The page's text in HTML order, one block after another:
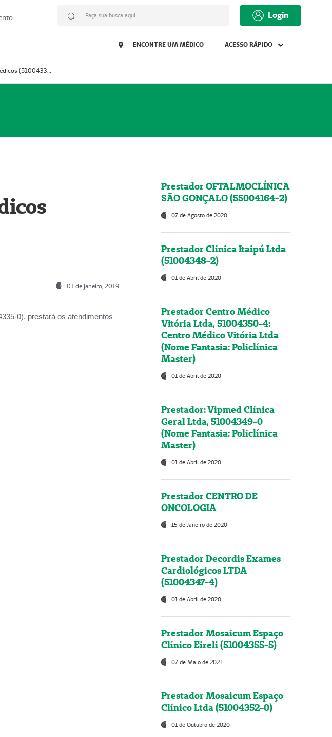
Faça sua busca aqui Login
ENCONTRE UM MÉDICO ACESSO RÁPIDO
Prestador Oncoped Serviços Médicos (51004335-0)
01 de janeiro, 2019
0), prestará os atendimentos
Prestador OFTALMOCLÍNICA
SÃO GONÇALO (55004164-2)
07 de Agosto de 2020
Prestador Clínica Itaipú Ltda
(51004348-2)
01 de Abril de 2020
Prestador Centro Médico
Vitória Ltda, 51004350-4:
Centro Médico Vitória Ltda
(Nome Fantasia: Policlínica
Master)
01 de Abril de 2020
Prestador: Vipmed Clínica
Geral Ltda, 51004349-0
(Nome Fantasia: Policlínica
Master)
01 de Abril de 2020
Prestador CENTRO DE
ONCOLOGIA
15 de Janeiro de 2020
Prestador Decordis Exames
Cardiológicos LTDA
(51004347-4)
01 de Abril de 2020
Prestador Mosaicum Espaço
Clínico Eireli (51004355-5)
07 de Maio de 2021
Prestador Mosaicum Espaço
Clínico Ltda (51004352-0)
01 de Outubro de 2020